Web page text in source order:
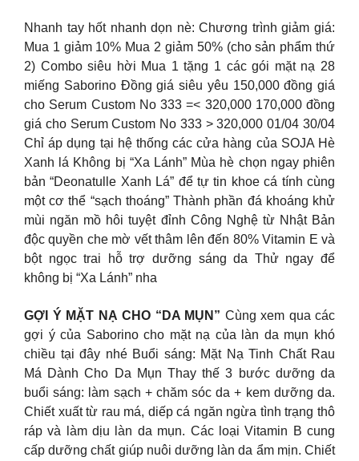
Nhanh tay hốt nhanh dọn nè: Chương trình giảm giá:
Mua 1 giảm 10% Mua 2 giảm 50% (cho sản phẩm thứ
2) Combo siêu hời Mua 1 tặng 1 các gói mặt nạ 28
miếng Saborino Đồng giá siêu yêu 150,000 đồng giá
cho Serum Custom No 333 =< 320,000 170,000 đồng
giá cho Serum Custom No 333 > 320,000 01/04 30/04
Chỉ áp dụng tại hệ thống các cửa hàng của SOJA Hè
Xanh lá Không bị “Xa Lánh” Mùa hè chọn ngay phiên
bản “Deonatulle Xanh Lá” để tự tin khoe cá tính cùng
một cơ thể “sạch thoáng” Thành phần đá khoáng khử
mùi ngăn mồ hôi tuyệt đỉnh Công Nghệ từ Nhật Bản
độc quyền che mờ vết thâm lên đến 80% Vitamin E và
bột ngọc trai hỗ trợ dưỡng sáng da Thử ngay để
không bị “Xa Lánh” nha
GỢI Ý MẶT NẠ CHO “DA MỤN” Cùng xem qua các
gợi ý của Saborino cho mặt nạ của làn da mụn khó
chiều tại đây nhé Buổi sáng: Mặt Nạ Tinh Chất Rau
Má Dành Cho Da Mụn Thay thế 3 bước dưỡng da
buổi sáng: làm sạch + chăm sóc da + kem dưỡng da.
Chiết xuất từ rau má, diếp cá ngăn ngừa tình trạng thô
ráp và làm dịu làn da mụn. Các loại Vitamin B cung
cấp dưỡng chất giúp nuôi dưỡng làn da ẩm mịn. Chiết